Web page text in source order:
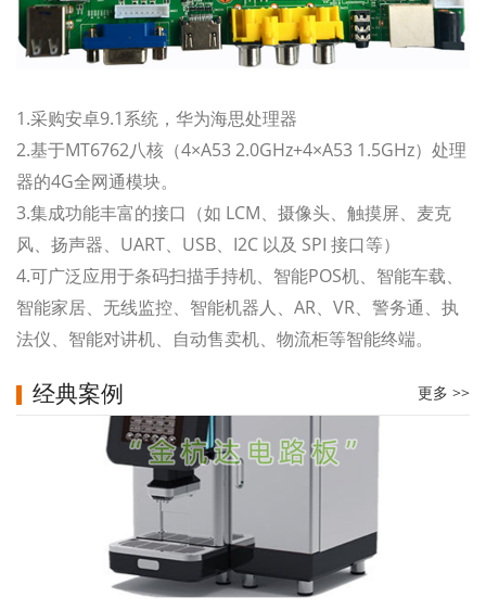
1.采购安卓9.1系统，华为海思处理器
2.基于MT6762八核（4×A53 2.0GHz+4×A53 1.5GHz）处理
器的4G全网通模块。
3.集成功能丰富的接口（如 LCM、摄像头、触摸屏、麦克
风、扬声器、UART、USB、I2C 以及 SPI 接口等）
4.可广泛应用于条码扫描手持机、智能POS机、智能车载、
智能家居、无线监控、智能机器人、AR、VR、警务通、执
法仪、智能对讲机、自动售卖机、物流柜等智能终端。
经典案例 更多 >>